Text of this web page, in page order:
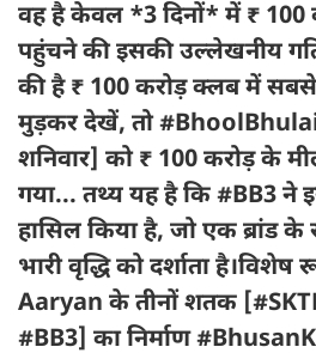
वह है केवल *3 दिनों* में ₹
पहुंचने की इसकी उल्लेखनीय
की है ₹ 100 करोड़ क्लब में
मुड़कर देखें, तो
शनिवार] को ₹ 100 करोड़ के
गया... तथ्य यह है कि #BB3 ने
हासिल किया है, जो एक ब्रांड
भारी वृद्धि को दर्शाता
Aaryan के तीनों शतक
#BB3] का निर्माण